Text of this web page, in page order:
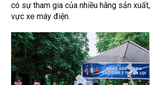
có sự tham gia của nhiều hãng sản
vực xe máy điện.